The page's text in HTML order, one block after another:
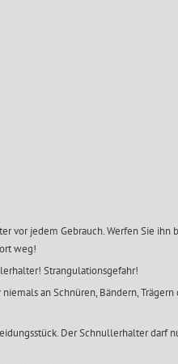
vor jedem Gebrauch. Werfen Sie ihn
weg!
Strangulationsgefahr!
an Schnüren, Bändern,
Der Schnullerhalter darf